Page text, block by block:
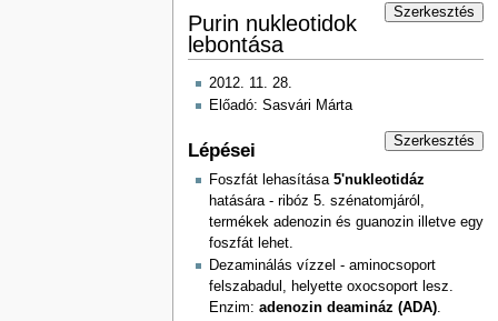
Szerkesztés
Purin nukleotidok
lebontása
2012. 11. 28.
Előadó: Sasvári Márta
Szerkesztés
Lépései
Foszfát lehasítása 5'nukleotidáz
hatására - ribóz 5. szénatomjáról,
termékek adenozin és guanozin illetve egy
foszfát lehet.
Dezaminálás vízzel - aminocsoport
felszabadul, helyette oxocsoport lesz.
Enzim: adenozin deamináz (ADA).